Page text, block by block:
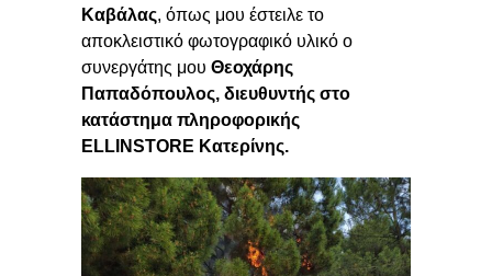
Καβάλας, όπως μου έστειλε το
αποκλειστικό φωτογραφικό υλικό ο
συνεργάτης μου Θεοχάρης
Παπαδόπουλος, διευθυντής στο
κατάστημα πληροφορικής
ELLINSTORE Κατερίνης.